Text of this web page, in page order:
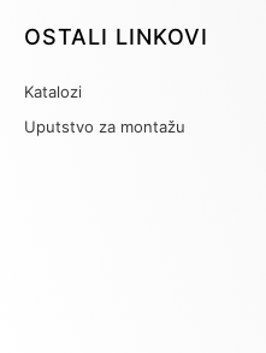
OSTALI LINKOVI
Katalozi
Uputstvo za montažu